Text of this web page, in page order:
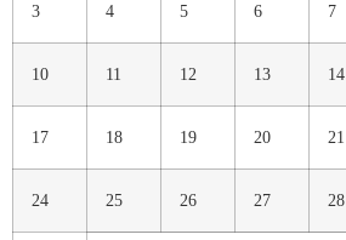
3 4 5 6 7
10 11 12 13 14
17 18 19 20 21
24 25 26 27 28